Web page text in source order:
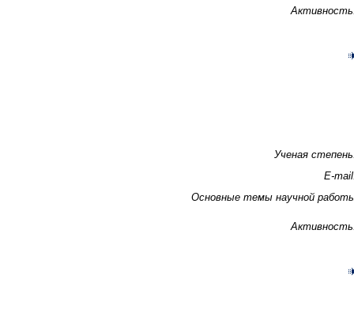
Ученая
E-
Основные темы научной